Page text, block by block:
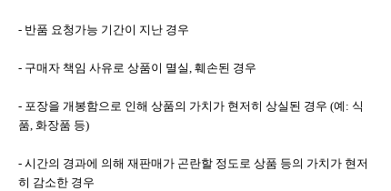
- 반품 요청가능 기간이 지난 경우
- 구매자 책임 사유로 상품이 멸실, 훼손된 경우
- 포장을 개봉함으로 인해 상품의 가치가 현저히 상실된 경우 (예: 식
품, 화장품 등)
- 시간의 경과에 의해 재판매가 곤란할 정도로 상품 등의 가치가 현저
히 감소한 경우